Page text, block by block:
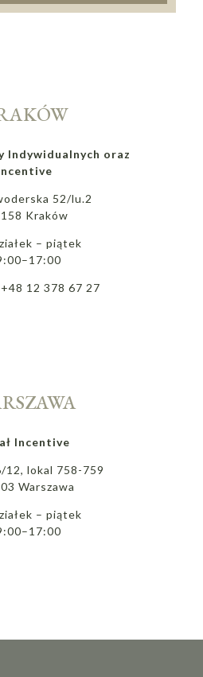
Indywidualnych oraz
52/lu.2
Kraków
– piątek
12 378 67 27
Incentive
12, lokal 758-759
Warszawa
– piątek